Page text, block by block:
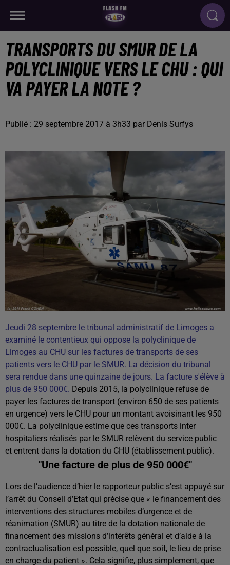
TRANSPORTS DU SMUR DE LA
POLYCLINIQUE VERS LE CHU : QUI
VA PAYER LA NOTE ?
Publié : 29 septembre 2017 à 3h33 par Denis Surfys
Jeudi 28 septembre le tribunal administratif de Limoges a
examiné le contentieux qui oppose la polyclinique de
Limoges au CHU sur les factures de transports de ses
patients vers le CHU par le SMUR. La décision du tribunal
sera rendue dans une quinzaine de jours. La facture s'élève à
plus de 950 000€. Depuis 2015, la polyclinique refuse de
payer les factures de transport (environ 650 de ses patients
en urgence) vers le CHU pour un montant avoisinant les 950
000€. La polyclinique estime que ces transports inter
hospitaliers réalisés par le SMUR relèvent du service public
et entrent dans la dotation du CHU (établissement public).
"Une facture de plus de 950 000€"
Lors de l’audience d’hier le rapporteur public s’est appuyé sur
l’arrêt du Conseil d’Etat qui précise que « le financement des
interventions des structures mobiles d’urgence et de
réanimation (SMUR) au titre de la dotation nationale de
financement des missions d’intérêts général et d’aide à la
contractualisation est possible, quel que soit, le lieu de prise
en charge du patient ». Cela signifie, plus simplement, que